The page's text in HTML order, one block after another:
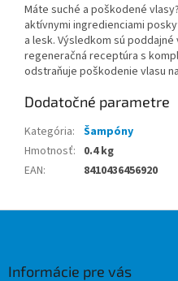
Máte suché a poškodené
aktívnymi ingredienciami
a lesk. Výsledkom sú
regeneračná receptúra s
odstraňuje poškodenie vlasu
Dodatočné parametre
Kategória: Šampóny
Hmotnosť: 0.4 kg
EAN: 8410436456920
Informácie pre vás